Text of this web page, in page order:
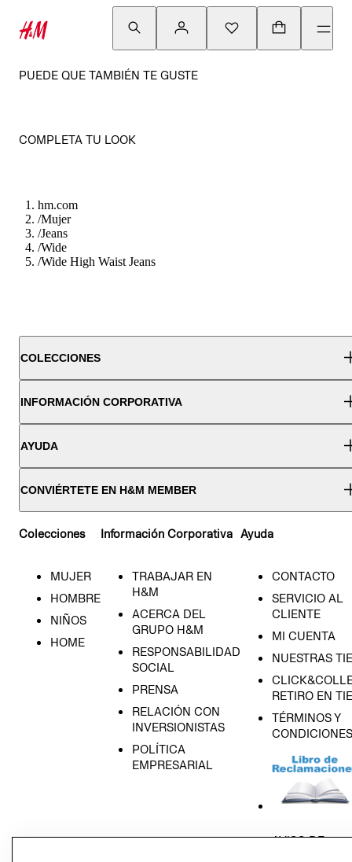
PUEDE QUE TAMBIÉN TE GUSTE
COMPLETA TU LOOK
hm.com
/Mujer
/Jeans
/Wide
/Wide High Waist Jeans
COLECCIONES
INFORMACIÓN CORPORATIVA
AYUDA
CONVIÉRTETE EN H&M MEMBER
Colecciones
MUJER
HOMBRE
NIÑOS
HOME
Información Corporativa
TRABAJAR EN
H&M
ACERCA DEL
GRUPO H&M
RESPONSABILIDAD
SOCIAL
PRENSA
RELACIÓN CON
INVERSIONISTAS
POLÍTICA
EMPRESARIAL
Ayuda
CONTACTO
SERVICIO AL
CLIENTE
MI CUENTA
NUESTRAS
RETIRO EN
TÉRMINOS Y
CONDICIONES
AVISO DE